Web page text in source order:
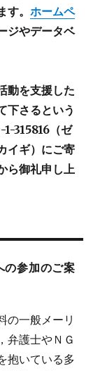
す。ホームペ
ジやデータベ
動を支援した
下さるという
315816（ゼ
イギ）にご寄
ら御礼申し上
の参加のご案
の一般メーリ
弁護士やＮＧ
抱いている多